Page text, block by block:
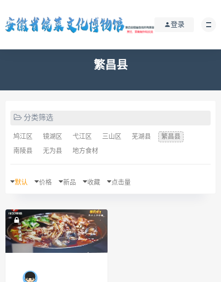
登录
繁昌县
分类筛选
鸠江区 镜湖区 弋江区 三山区 芜湖县 繁昌县
南陵县 无为县 地方食材
默认 价格 新品 收藏 点击量